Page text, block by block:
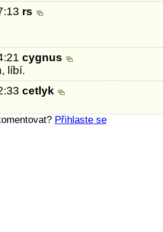
rs
cygnus
líbí.
cetlyk
Přihlaste se